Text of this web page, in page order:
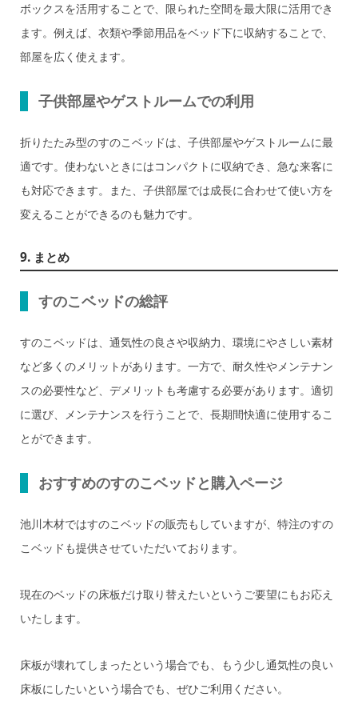
ボックスを活用することで、限られた空間を最大限に活用でき
ます。例えば、衣類や季節用品をベッド下に収納することで、
部屋を広く使えます。
子供部屋やゲストルームでの利用
折りたたみ型のすのこベッドは、子供部屋やゲストルームに最
適です。使わないときにはコンパクトに収納でき、急な来客に
も対応できます。また、子供部屋では成長に合わせて使い方を
変えることができるのも魅力です。
9. まとめ
すのこベッドの総評
すのこベッドは、通気性の良さや収納力、環境にやさしい素材
など多くのメリットがあります。一方で、耐久性やメンテナン
スの必要性など、デメリットも考慮する必要があります。適切
に選び、メンテナンスを行うことで、長期間快適に使用するこ
とができます。
おすすめのすのこベッドと購入ページ
池川木材ではすのこベッドの販売もしていますが、特注のすの
こベッドも提供させていただいております。
現在のベッドの床板だけ取り替えたいというご要望にもお応え
いたします。
床板が壊れてしまったという場合でも、もう少し通気性の良い
床板にしたいという場合でも、ぜひご利用ください。